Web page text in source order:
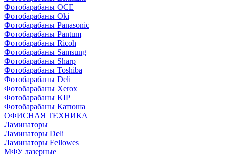
Фотобарабаны OCE
Фотобарабаны Oki
Фотобарабаны Panasonic
Фотобарабаны Pantum
Фотобарабаны Ricoh
Фотобарабаны Samsung
Фотобарабаны Sharp
Фотобарабаны Toshiba
Фотобарабаны Deli
Фотобарабаны Xerox
Фотобарабаны KIP
Фотобарабаны Катюша
ОФИСНАЯ ТЕХНИКА
Ламинаторы
Ламинаторы Deli
Ламинаторы Fellowes
МФУ лазерные